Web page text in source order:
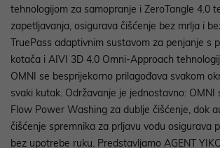
tehnologijom za samopranje i ZeroTangle 4.0
zapetljavanja, osigurava čišćenje bez mrlja i
TruePass adaptivnim sustavom za penjanje s
kotača i AIVI 3D 4.0 Omni-Approach
OMNI se besprijekorno prilagođava svakom
svaki kutak. Održavanje je jednostavno: OMNI
Flow Power Washing za dublje čišćenje, dok
čišćenje spremnika za prljavu vodu osigurava
bez upotrebe ruku. Predstavljamo AGENT